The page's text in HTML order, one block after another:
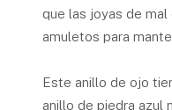
que las joyas de
amuletos para
Este anillo de ojo
anillo de piedra azul